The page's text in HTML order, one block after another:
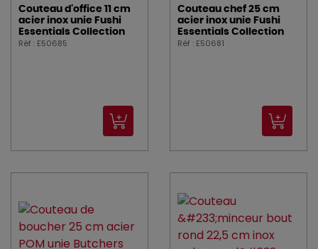
Couteau d'office 11 cm
acier inox unie Fushi
Essentials Collection
Réf : E50685
Couteau chef 25 cm
acier inox unie Fushi
Essentials Collection
Réf : E50681